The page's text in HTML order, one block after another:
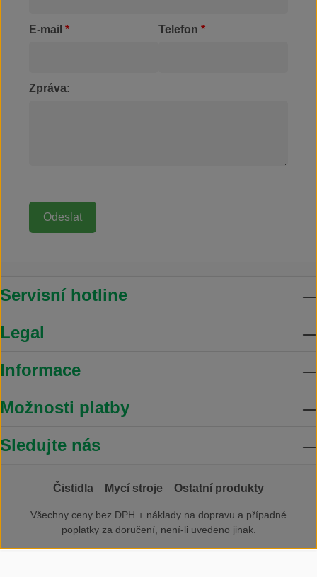
E-mail * Telefon *
Zpráva:
Servisní hotline
Legal
Informace
Možnosti platby
Sledujte nás
Čistidla Mycí stroje Ostatní produkty
Všechny ceny bez DPH + náklady na dopravu a případné
poplatky za doručení, není-li uvedeno jinak.